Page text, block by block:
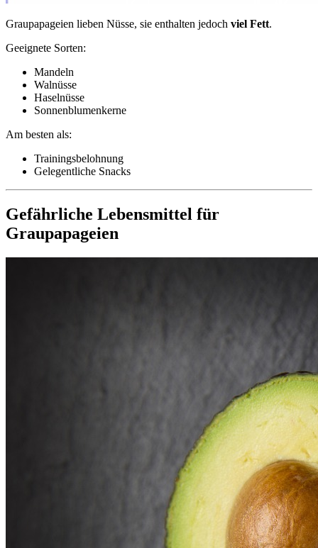
Graupapageien lieben Nüsse, sie enthalten jedoch viel Fett.
Geeignete Sorten:
Mandeln
Walnüsse
Haselnüsse
Sonnenblumenkerne
Am besten als:
Trainingsbelohnung
Gelegentliche Snacks
Gefährliche Lebensmittel für
Graupapageien